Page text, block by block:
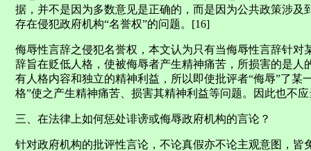
据，并不是因为多数意见是正确的，而是因为公共政策涉
存在侵犯政府机构“名誉权”的问题。[16]
侮辱性言辞之侵犯名誉权，本文认为只有当侮辱性言辞针
辞旨在贬低人格，使被侮辱者产生精神痛苦，所损害的是
有人格内容和独立的精神利益，所以即使批评者“侮辱”了某
格”使之产生精神痛苦、损害其精神利益等问题。因此也不
三、在法律上如何惩处诽谤或侮辱政府机构的言论？
针对政府机构的批评性言论，不论真假亦不论主观意图，